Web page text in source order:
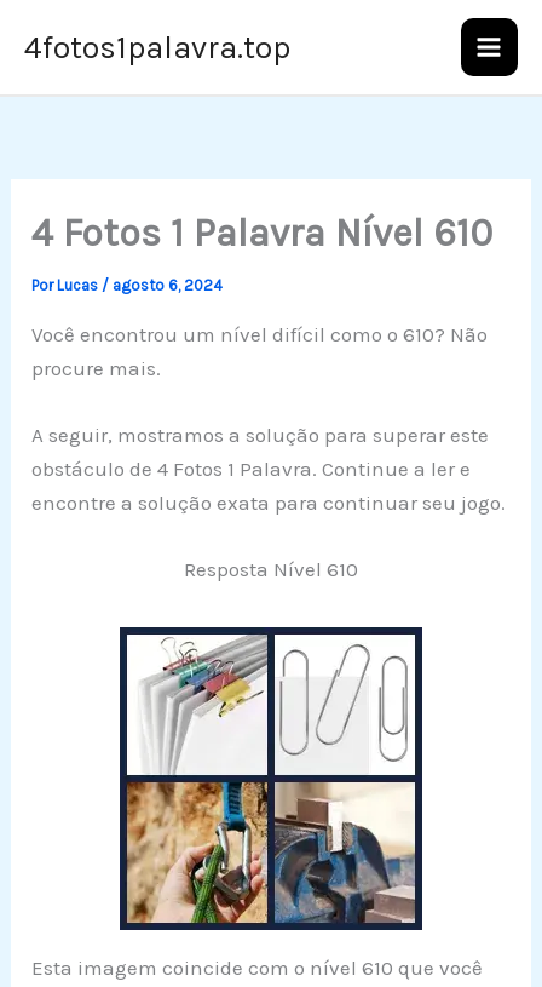
para4fotos1palavra.top
4 Fotos 1 Palavra Nível 610
PorLucas / agosto 6, 2024
Você encontrou um nível difícil como o 610? Não
procure mais.
A seguir, mostramos a solução para superar este
obstáculo de 4 Fotos 1 Palavra. Continue a ler e
encontre a solução exata para continuar seu jogo.
Resposta Nível 610
Esta imagem coincide com o nível 610 que você